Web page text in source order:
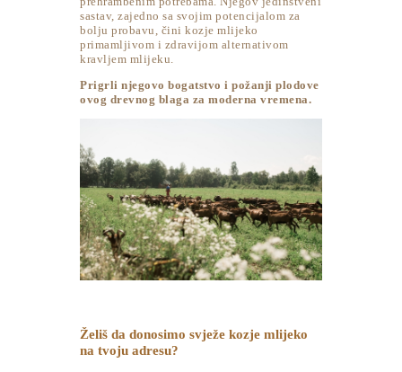
sastav, zajedno sa svojim potencijalom za
bolju probavu, čini kozje mlijeko
primamljivom i zdravijom alternativom
kravljem mlijeku.
Prigrli njegovo bogatstvo i požanji plodove
ovog drevnog blaga za moderna vremena.
Želiš da donosimo svježe kozje mlijeko
na tvoju adresu?